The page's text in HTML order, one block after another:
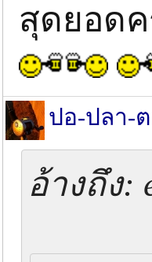
สุดยอด
ปอ-ปลา-
อ้างถึง: